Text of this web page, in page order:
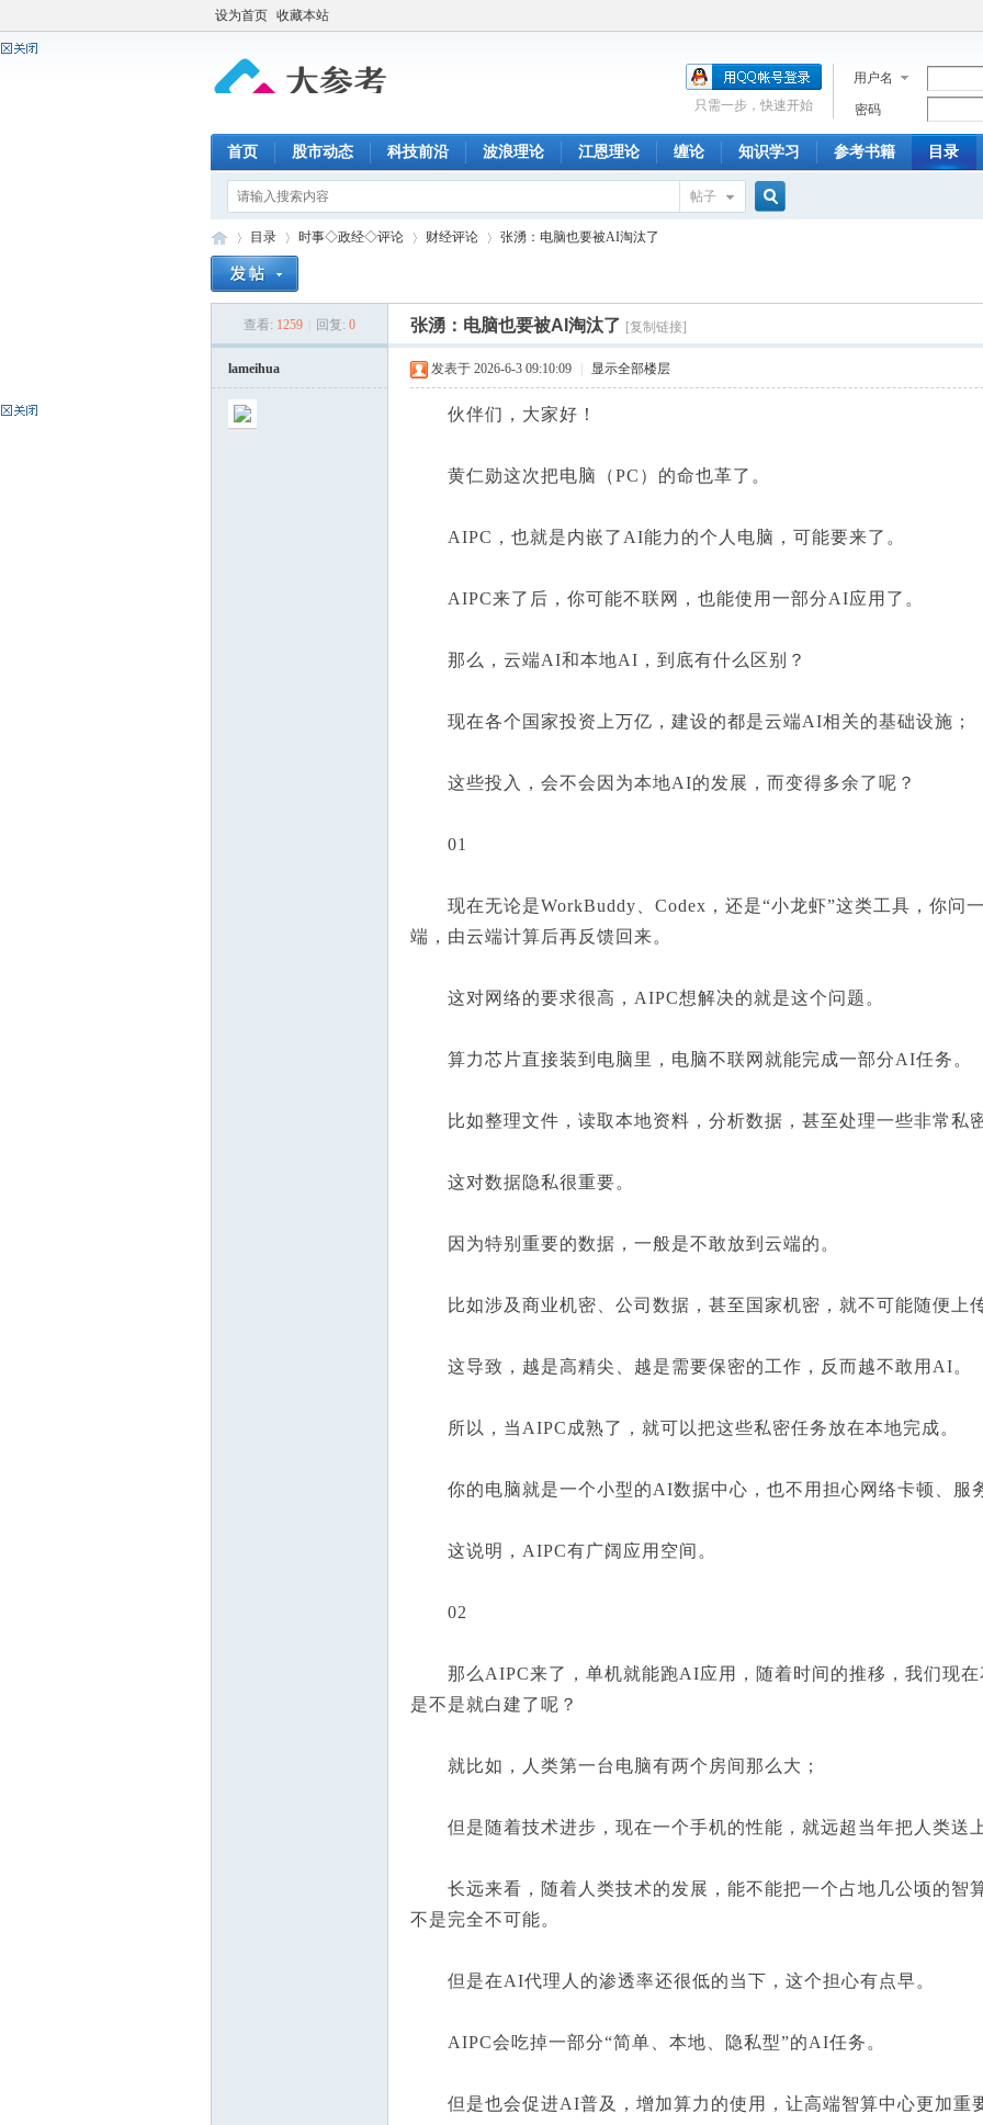
设为首页 收藏本站
用户名
密码
只需一步，快速开始
首页 股市动态 科技前沿 波浪理论 江恩理论 缠论 知识学习 参考书籍 目录
帖子
目录
›
时事◇政经◇评论 财经评论
›
张湧：电脑也要被AI淘汰了
查看: 1259 回复: 0 张湧：电脑也要被AI淘汰了 [复制链接]
lameihua 发表于 2026-6-3 09:10:09 显示全部楼层
伙伴们，大家好！
黄仁勋这次把电脑（PC）的命也革了。
AIPC，也就是内嵌了AI能力的个人电脑，可能要来了。
AIPC来了后，你可能不联网，也能使用一部分AI应用了。
那么，云端AI和本地AI，到底有什么区别？
现在各个国家投资上万亿，建设的都是云端AI相关的基础设施；
这些投入，会不会因为本地AI的发展，而变得多余了呢？
01
现在无论是WorkBuddy、Codex，还是“小龙虾”这类工具，你问
端，由云端计算后再反馈回来。
这对网络的要求很高，AIPC想解决的就是这个问题。
算力芯片直接装到电脑里，电脑不联网就能完成一部分AI任务。
比如整理文件，读取本地资料，分析数据，甚至处理一些非常私密
这对数据隐私很重要。
因为特别重要的数据，一般是不敢放到云端的。
比如涉及商业机密、公司数据，甚至国家机密，就不可能随便上传
这导致，越是高精尖、越是需要保密的工作，反而越不敢用AI。
所以，当AIPC成熟了，就可以把这些私密任务放在本地完成。
你的电脑就是一个小型的AI数据中心，也不用担心网络卡顿、服
这说明，AIPC有广阔应用空间。
02
那么AIPC来了，单机就能跑AI应用，随着时间的推移，我们现在
是不是就白建了呢？
就比如，人类第一台电脑有两个房间那么大；
但是随着技术进步，现在一个手机的性能，就远超当年把人类送上
长远来看，随着人类技术的发展，能不能把一个占地几公顷的智
不是完全不可能。
但是在AI代理人的渗透率还很低的当下，这个担心有点早。
AIPC会吃掉一部分“简单、本地、隐私型”的AI任务。
但是也会促进AI普及，增加算力的使用，让高端智算中心更加重